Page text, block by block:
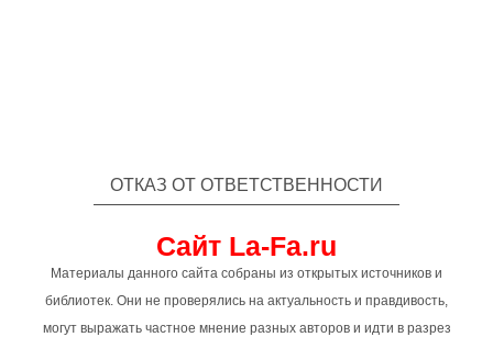
ОТКАЗ ОТ ОТВЕТСТВЕННОСТИ
Сайт La-Fa.ru
Материалы данного сайта собраны из открытых источников и
библиотек. Они не проверялись на актуальность и правдивость,
могут выражать частное мнение разных авторов и идти в разрез